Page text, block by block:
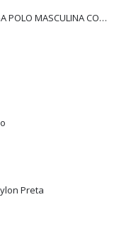
CAMISETA MANGA LONGA POLO MASCULINA COM MANGA RAGLAN
Preta